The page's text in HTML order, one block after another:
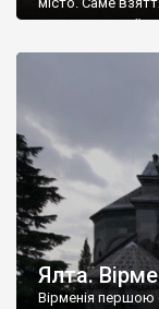
диктувати свої
Херсонесі
А потім було
Ялта.
Вірменія першою